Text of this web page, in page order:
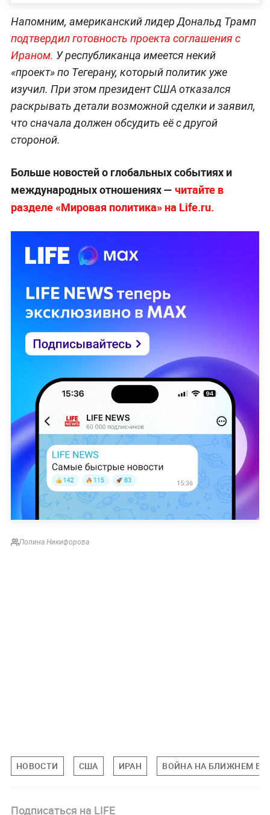
Напомним, американский лидер Дональд Трамп
подтвердил готовность проекта соглашения с
Ираном. У республиканца имеется некий
«проект» по Тегерану, который политик уже
изучил. При этом президент США отказался
раскрывать детали возможной сделки и заявил,
что сначала должен обсудить её с другой
стороной.
Больше новостей о глобальных событиях и
международных отношениях — читайте в
разделе «Мировая политика» на Life.ru.
Полина Никифорова
НОВОСТИ США ИРАН ВОЙНА НА БЛИЖНЕМ
Подписаться на LIFE